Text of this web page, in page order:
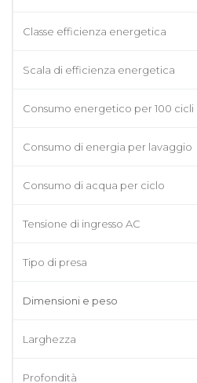
Classe efficienza energetica
Scala di efficienza energetica
Consumo energetico per 100 cicli
Consumo di energia per lavaggio
Consumo di acqua per ciclo
Tensione di ingresso AC
Tipo di presa
Dimensioni e peso
Larghezza
Profondità